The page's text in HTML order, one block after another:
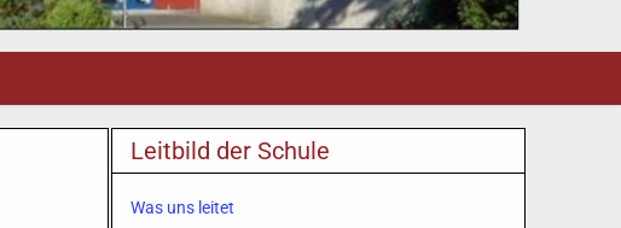
Leitbild der Schule
Was uns leitet